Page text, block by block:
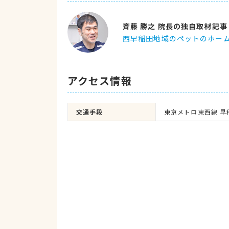
斉藤 勝之 院長の独自取材記事
西早稲田地域のペットのホー
アクセス情報
交通手段 東京メトロ東西線 早